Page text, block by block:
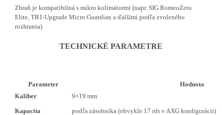
Zbraň je kompatibilná s mikro kolimátormi (napr. SIG RomeoZero
Elite, TR1-Upgrade Micro Guardian a ďalšími podľa zvoleného
rozhrania).
TECHNICKÉ PARAMETRE
Parameter
Hodnota
Kaliber
9×19 mm
Kapacita
podľa zásobníka (obvykle 17 rds v AXG konfigurácii)